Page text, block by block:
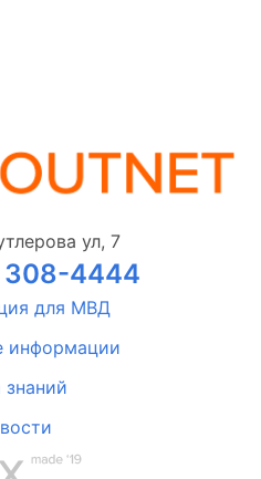
ул, 7
308-4444
для МВД
информации
знаний